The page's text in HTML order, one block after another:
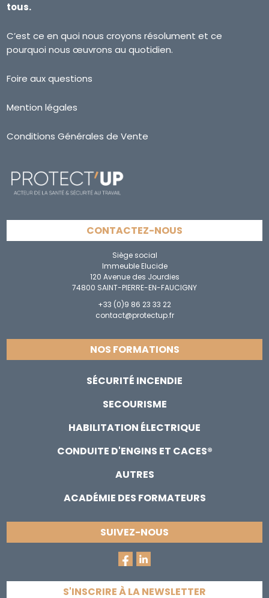
tous.
C’est ce en quoi nous croyons résolument et ce
pourquoi nous œuvrons au quotidien.
Foire aux questions
Mention légales
Conditions Générales de Vente
CONTACTEZ-NOUS
Siège social
Immeuble Elucide
120 Avenue des Jourdies
74800 SAINT-PIERRE-EN-FAUCIGNY
+33 (0)9 86 23 33 22
contact@protectup.fr
NOS FORMATIONS
SÉCURITÉ INCENDIE
SECOURISME
HABILITATION ÉLECTRIQUE
CONDUITE D'ENGINS ET CACES®
AUTRES
ACADÉMIE DES FORMATEURS
SUIVEZ-NOUS
S'INSCRIRE À LA NEWSLETTER